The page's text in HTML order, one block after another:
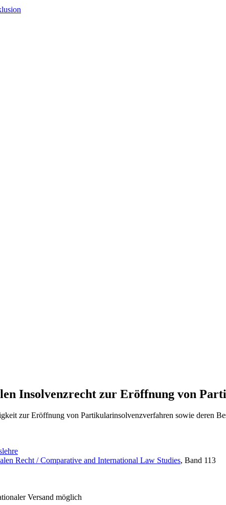
Insolvenzrecht zur Eröffnung von
zur Eröffnung von Partikularinsolvenzverfahren sowie deren
Recht / Comparative and International Law Studies, Band 113
Versand möglich